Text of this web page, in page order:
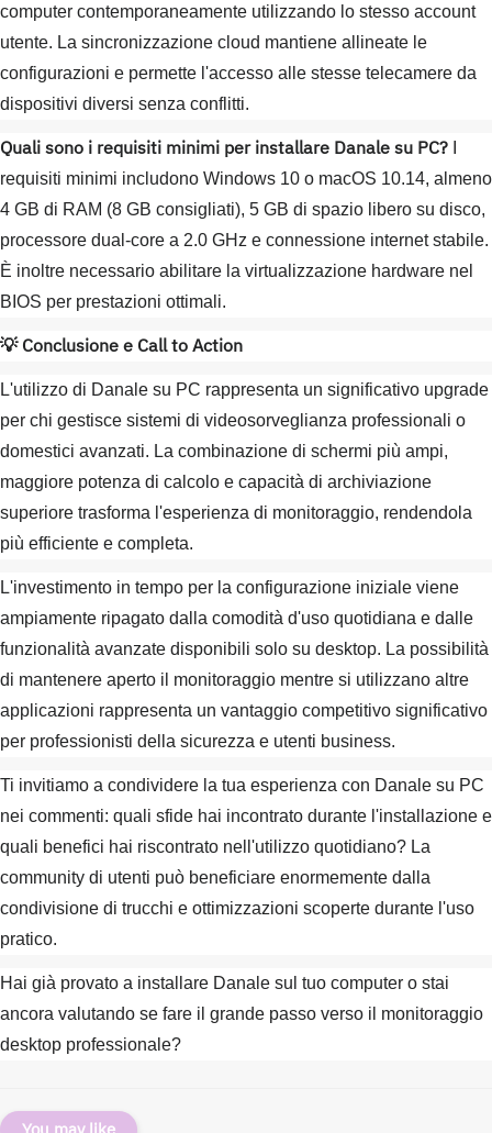
computer contemporaneamente utilizzando lo stesso account
utente. La sincronizzazione cloud mantiene allineate le
configurazioni e permette l'accesso alle stesse telecamere da
dispositivi diversi senza conflitti.
Quali sono i requisiti minimi per installare Danale su PC?
requisiti minimi includono Windows 10 o macOS 10.14, almeno
4 GB di RAM (8 GB consigliati), 5 GB di spazio libero su disco,
processore dual-core a 2.0 GHz e connessione internet stabile.
È inoltre necessario abilitare la virtualizzazione hardware nel
BIOS per prestazioni ottimali.
💡 Conclusione e Call to Action
L'utilizzo di Danale su PC rappresenta un significativo upgrade
per chi gestisce sistemi di videosorveglianza professionali o
domestici avanzati. La combinazione di schermi più ampi,
maggiore potenza di calcolo e capacità di archiviazione
superiore trasforma l'esperienza di monitoraggio, rendendola
più efficiente e completa.
L'investimento in tempo per la configurazione iniziale viene
ampiamente ripagato dalla comodità d'uso quotidiana e dalle
funzionalità avanzate disponibili solo su desktop. La possibilità
di mantenere aperto il monitoraggio mentre si utilizzano altre
applicazioni rappresenta un vantaggio competitivo significativo
per professionisti della sicurezza e utenti business.
Ti invitiamo a condividere la tua esperienza con Danale su PC
nei commenti: quali sfide hai incontrato durante l'installazione e
quali benefici hai riscontrato nell'utilizzo quotidiano? La
community di utenti può beneficiare enormemente dalla
condivisione di trucchi e ottimizzazioni scoperte durante l'uso
pratico.
Hai già provato a installare Danale sul tuo computer o stai
ancora valutando se fare il grande passo verso il monitoraggio
desktop professionale?